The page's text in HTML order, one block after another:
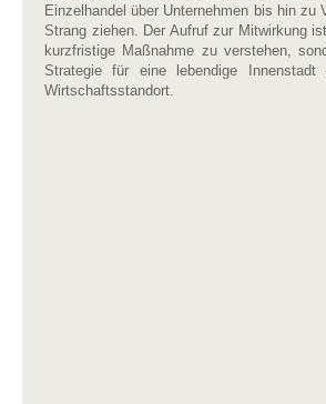
Einzelhandel über Unternehmen bis hin zu
Strang ziehen. Der Aufruf zur Mitwirkung
kurzfristige Maßnahme zu verstehen,
Strategie für eine lebendige
Wirtschaftsstandort.